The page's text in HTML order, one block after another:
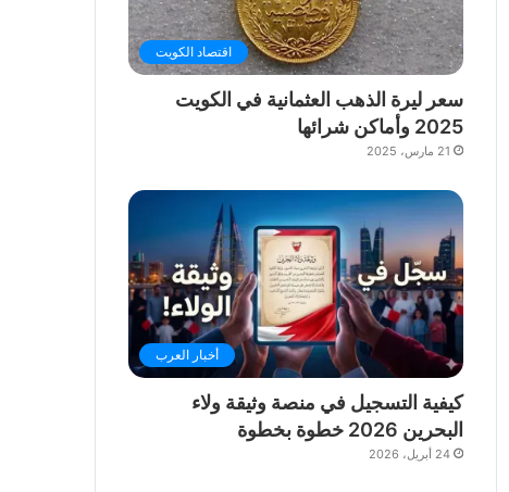
اقتصاد الكويت
سعر ليرة الذهب العثمانية في الكويت
2025 وأماكن شرائها
21 مارس، 2025
أخبار العرب
كيفية التسجيل في منصة وثيقة ولاء
البحرين 2026 خطوة بخطوة
24 أبريل، 2026